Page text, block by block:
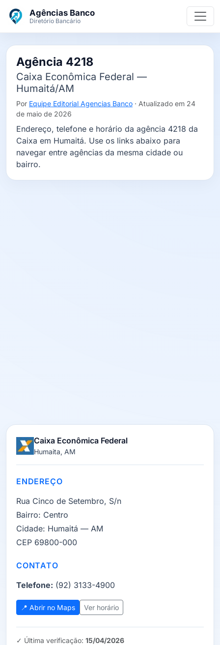
Agências Banco
Diretório Bancário
Agência 4218
Caixa Econômica Federal —
Humaitá/AM
Por Equipe Editorial Agencias Banco · Atualizado em 24
de maio de 2026
Endereço, telefone e horário da agência 4218 da
Caixa em Humaitá. Use os links abaixo para
navegar entre agências da mesma cidade ou
bairro.
Caixa Econômica Federal
Humaita, AM
ENDEREÇO
Rua Cinco de Setembro, S/n
Bairro: Centro
Cidade: Humaitá — AM
CEP 69800-000
CONTATO
Telefone: (92) 3133-4900
📍 Abrir no Maps Ver horário
✓ Última verificação: 15/04/2026